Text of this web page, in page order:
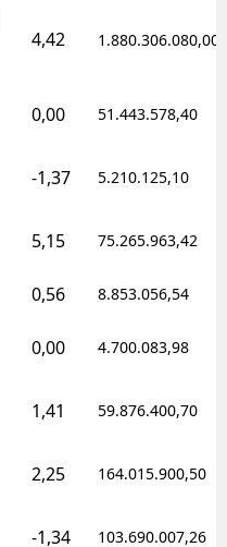
4,42 1.880.306.080,00
0,00 51.443.578,40
-1,37 5.210.125,10
5,15 75.265.963,42
0,56 8.853.056,54
0,00 4.700.083,98
1,41 59.876.400,70
2,25 164.015.900,50
-1,34 103.690.007,26